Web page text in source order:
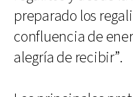
preparado los
confluencia de
alegría de recibir”.